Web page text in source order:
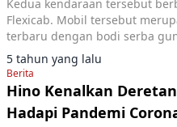
Kedua kendaraan tersebut
Flexicab. Mobil tersebut
terbaru dengan bodi serba
dijadikan berbagai macam
5 tahun yang lalu
Berita
Hino Kenalkan
Hadapi Pandemi